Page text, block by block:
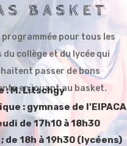
BASKET
programmée pour tous les
du collège et du lycée qui
passer de bons
en jouant au basket.
: M. Litschgy
: gymnase de l'EIPACA
de 17h10 à 18h30
de 18h à 19h30 (lycéens)